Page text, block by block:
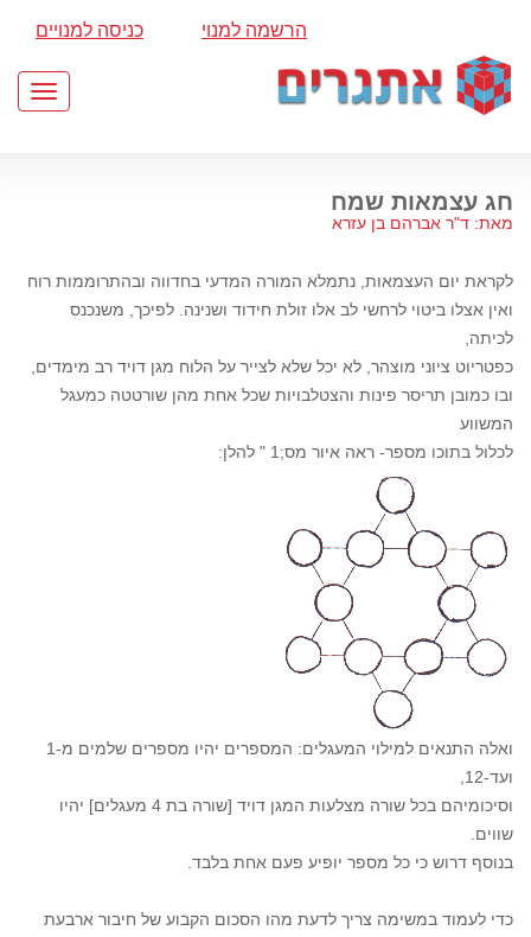
הרשמה למנוי כניסה למנויים
חג עצמאות שמח
מאת: ד"ר אברהם בן עזרא
לקראת יום העצמאות, נתמלא המורה המדעי בחדווה ובהתרוממות רוח
ואין אצלו ביטוי לרחשי לב אלו זולת חידוד ושנינה. לפיכך, משנכנס
לכיתה,
כפטריוט ציוני מוצהר, לא יכל שלא לצייר על הלוח מגן דויד רב מימדים,
ובו כמובן תריסר פינות והצטלבויות שכל אחת מהן שורטטה כמעגל
המשווע
לכלול בתוכו מספר- ראה איור מס;1 " להלן:
ואלה התנאים למילוי המעגלים: המספרים יהיו מספרים שלמים מ-1
ועד-12,
וסיכומיהם בכל שורה מצלעות המגן דויד [שורה בת 4 מעגלים] יהיו
שווים.
בנוסף דרוש כי כל מספר יופיע פעם אחת בלבד.
כדי לעמוד במשימה צריך לדעת מהו הסכום הקבוע של חיבור ארבעת